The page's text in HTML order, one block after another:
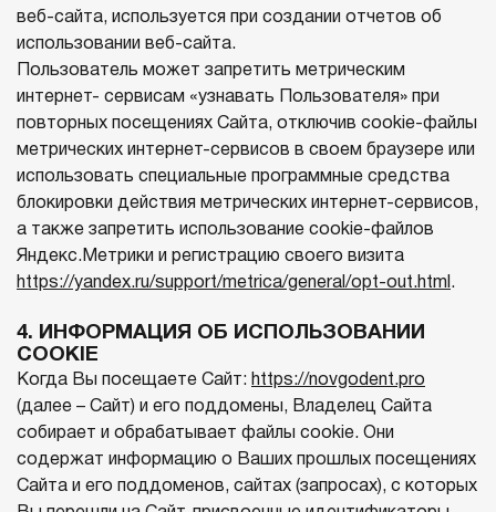
веб-сайта, используется при создании отчетов об
использовании веб-сайта.
Пользователь может запретить метрическим
интернет- сервисам «узнавать Пользователя» при
повторных посещениях Сайта, отключив cookie-файлы
метрических интернет-сервисов в своем браузере или
использовать специальные программные средства
блокировки действия метрических интернет-сервисов,
а также запретить использование cookie-файлов
Яндекс.Метрики и регистрацию своего визита
https://yandex.ru/support/metrica/general/opt-out.html .
4. ИНФОРМАЦИЯ ОБ ИСПОЛЬЗОВАНИИ
COOKIE
Когда Вы посещаете Сайт: https://novgodent.pro
(далее – Сайт) и его поддомены, Владелец Сайта
собирает и обрабатывает файлы cookie. Они
содержат информацию о Ваших прошлых посещениях
Сайта и его поддоменов, сайтах (запросах), с которых